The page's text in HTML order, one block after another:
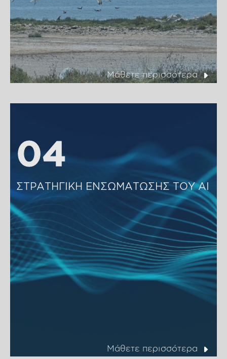
Μάθετε περισσότερα
04
04
ΣΤΡΑΤΗΓΙΚΗ ΕΝΣΩΜΑΤΩΣΗΣ ΤΟΥ ΑΙ
Μάθετε περισσότερα